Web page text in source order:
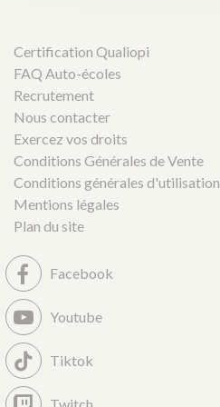
Certification Qualiopi
FAQ Auto-écoles
Recrutement
Nous contacter
Exercez vos droits
Conditions Générales de Vente
Conditions générales d'utilisation
Mentions légales
Plan du site
Facebook
Youtube
Tiktok